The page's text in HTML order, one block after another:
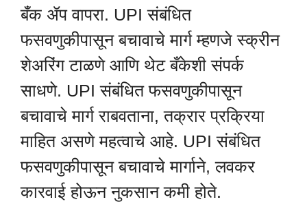
बँक ॲप वापरा. UPI संबंधित
फसवणुकीपासून बचावाचे मार्ग म्हणजे स्क्रीन
शेअरिंग टाळणे आणि थेट बँकेशी संपर्क
साधणे. UPI संबंधित फसवणुकीपासून
बचावाचे मार्ग राबवताना, तक्रार प्रक्रिया
माहित असणे महत्वाचे आहे. UPI संबंधित
फसवणुकीपासून बचावाचे मार्गाने, लवकर
कारवाई होऊन नुकसान कमी होते.